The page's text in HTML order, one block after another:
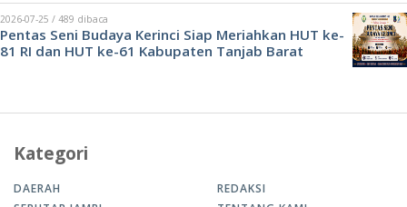
2026-07-25 / 489 dibaca
Pentas Seni Budaya Kerinci Siap Meriahkan HUT ke-
81 RI dan HUT ke-61 Kabupaten Tanjab Barat
Kategori
DAERAH
REDAKSI